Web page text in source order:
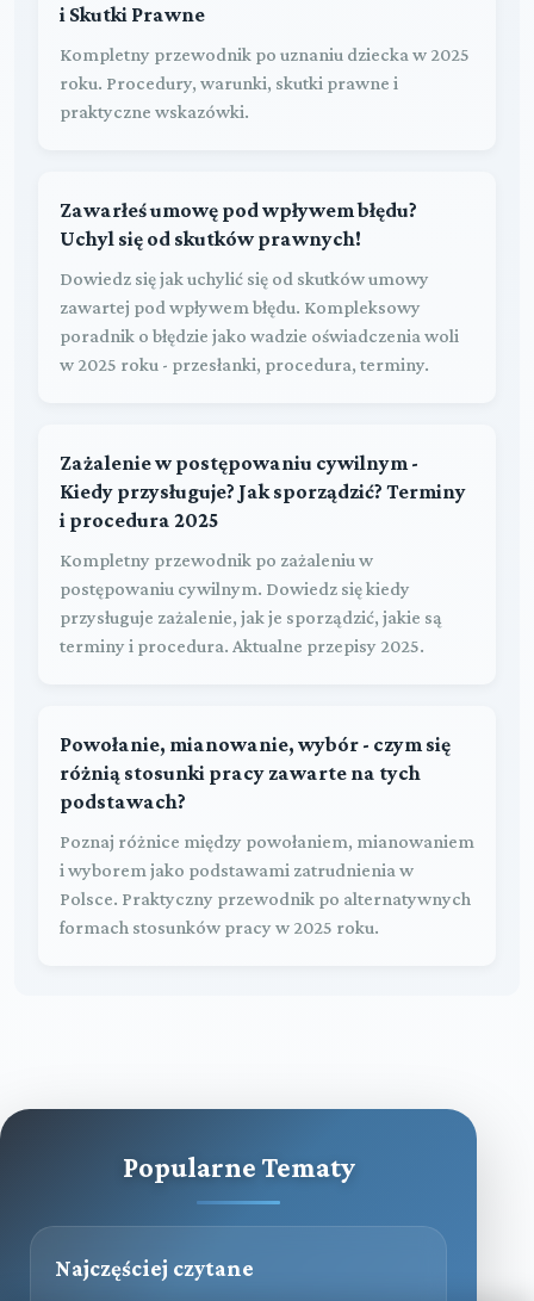
i Skutki Prawne
Kompletny przewodnik po uznaniu dziecka w 2025
roku. Procedury, warunki, skutki prawne i
praktyczne wskazówki.
Zawarłeś umowę pod wpływem błędu?
Uchyl się od skutków prawnych!
Dowiedz się jak uchylić się od skutków umowy
zawartej pod wpływem błędu. Kompleksowy
poradnik o błędzie jako wadzie oświadczenia woli
w 2025 roku - przesłanki, procedura, terminy.
Zażalenie w postępowaniu cywilnym -
Kiedy przysługuje? Jak sporządzić? Terminy
i procedura 2025
Kompletny przewodnik po zażaleniu w
postępowaniu cywilnym. Dowiedz się kiedy
przysługuje zażalenie, jak je sporządzić, jakie są
terminy i procedura. Aktualne przepisy 2025.
Powołanie, mianowanie, wybór - czym się
różnią stosunki pracy zawarte na tych
podstawach?
Poznaj różnice między powołaniem, mianowaniem
i wyborem jako podstawami zatrudnienia w
Polsce. Praktyczny przewodnik po alternatywnych
formach stosunków pracy w 2025 roku.
Popularne Tematy
Najczęściej czytane